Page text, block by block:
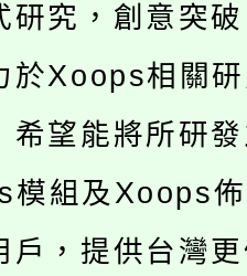
)
!
時於龍潭區
局內行報名
日，桃園電
市運動會8/
泳池舉行。
入戶享有免
研究，創意突
於Xoops相關
希望能將所研
模組及Xoops
戶，提供台灣